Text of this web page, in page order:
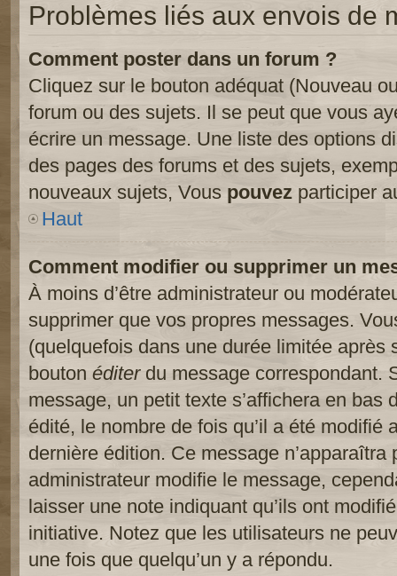
Problèmes liés aux envois de
Comment poster dans un forum ?
Cliquez sur le bouton adéquat (Nouveau
forum ou des sujets. Il se peut que vous
écrire un message. Une liste des options
des pages des forums et des sujets,
nouveaux sujets, Vous pouvez participer
Haut
Comment modifier ou supprimer un
À moins d’être administrateur ou
supprimer que vos propres messages.
(quelquefois dans une durée limitée après
bouton éditerdu message correspondant.
message, un petit texte s’affichera en bas
édité, le nombre de fois qu’il a été modifié
dernière édition. Ce message
administrateur modifie le message,
laisser une note indiquant qu’ils ont
initiative. Notez que les utilisateurs ne
une fois que quelqu’un y a répondu.